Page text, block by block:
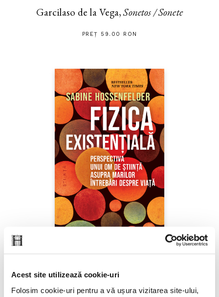
Acest site utilizează cookie-uri
Folosim cookie-uri pentru a vă ușura vizitarea site-ului,
Garcilaso de la Vega,Sonetos / Sonete
PREȚ 59.00 RON
PREȚ 71.99 RON